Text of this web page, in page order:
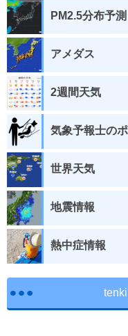
PM2.5分布予測
アメダス
2週間天気
気象予報士の
世界天気
地震情報
熱中症情報